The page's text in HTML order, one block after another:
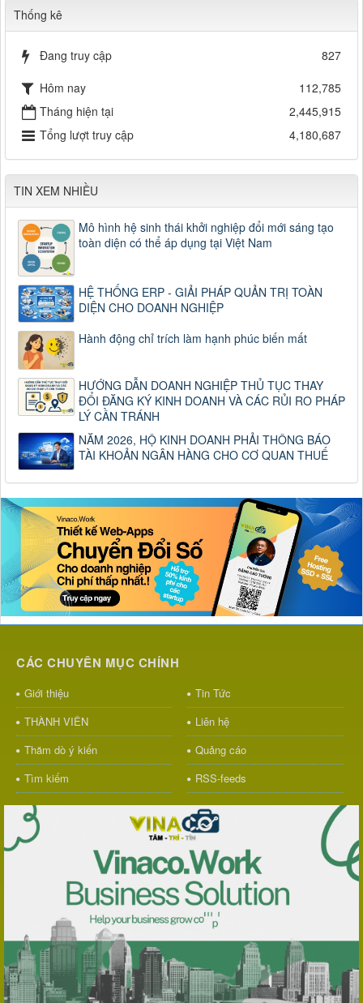
Thống kê
Đang truy cập
827
Hôm nay
112,785
Tháng hiện tại
2,445,915
Tổng lượt truy cập
4,180,687
TIN XEM NHIỀU
Mô hình hệ sinh thái khởi nghiệp đổi mới sáng tạo
toàn diện có thể áp dụng tại Việt Nam
HỆ THỐNG ERP - GIẢI PHÁP QUẢN TRỊ TOÀN
DIỆN CHO DOANH NGHIỆP
Hành động chỉ trích làm hạnh phúc biến mất
HƯỚNG DẪN DOANH NGHIỆP THỦ TỤC THAY
ĐỔI ĐĂNG KÝ KINH DOANH VÀ CÁC RỦI RO PHÁP
LÝ CẦN TRÁNH
NĂM 2026, HỘ KINH DOANH PHẢI THÔNG BÁO
TÀI KHOẢN NGÂN HÀNG CHO CƠ QUAN THUẾ
CÁC CHUYÊN MỤC CHÍNH
Giới thiệu
Tin Tức
THÀNH VIÊN
Liên hệ
Thăm dò ý kiến
Quảng cáo
Tìm kiếm
RSS-feeds